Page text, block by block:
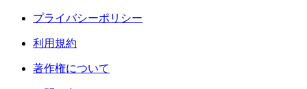
プライバシーポリシー
利用規約
著作権について